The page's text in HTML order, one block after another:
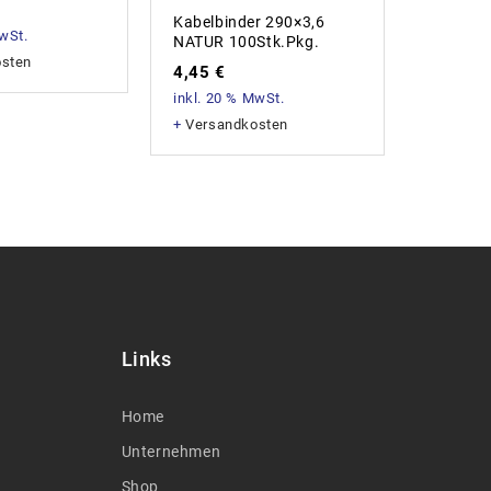
Kabelbinder 290×3,6
NATUR 100Stk.Pkg.
4,45 €
inkl. 20 % MwSt.
+Versandkosten
Links
Home
Unternehmen
Shop